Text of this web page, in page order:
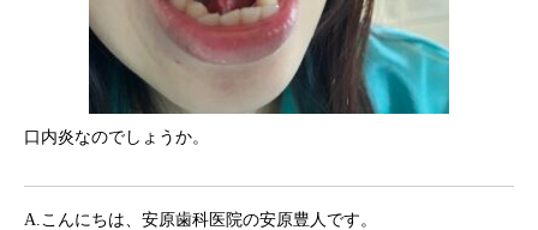
があります。
うな感覚があるのです
目視ではよくわかりま
ん。
口内炎なのでしょうか。
A.こんにちは、安原歯科医院の安原豊人です。